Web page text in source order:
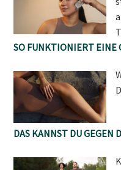
SO FUNKTIONIERT EINE
DAS KANNST DU GEGEN